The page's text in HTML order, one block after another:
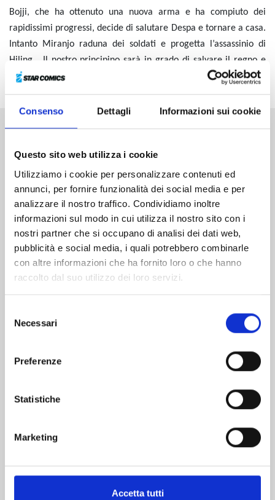
Consenso Dettagli Informazioni sui cookie
Questo sito web utilizza i cookie
Utilizziamo i cookie per personalizzare contenuti ed
annunci, per fornire funzionalità dei social media e per
analizzare il nostro traffico. Condividiamo inoltre
informazioni sul modo in cui utilizza il nostro sito con i
nostri partner che si occupano di analisi dei dati web,
pubblicità e social media, i quali potrebbero combinarle
con altre informazioni che ha fornito loro o che hanno
raccolto dal suo utilizzo dei loro servizi.
delNecessari
Preferenze
Statistiche
Marketing
Accetta tutti
Bojji, che ha ottenuto una nuova arma e ha compiuto dei
rapidissimi progressi, decide di salutare Despa e tornare a casa.
Intanto Miranjo raduna dei soldati e progetta l’assassinio di
Hiling… Il nostro principino sarà in grado di salvare il regno e
sua madre?!
Altri volumi della serie